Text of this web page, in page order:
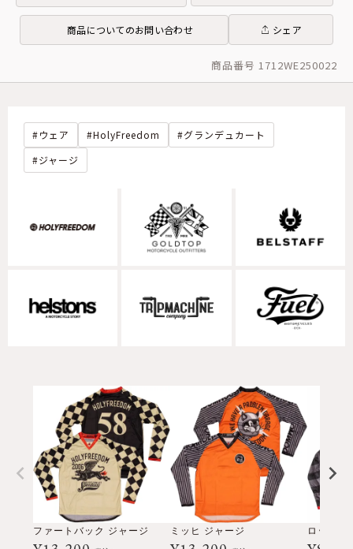
商品についてのお問い合わせ シェア
商品番号 1712WE250022
ウェア HolyFreedom
グランデュカート
ジャージ
ファートバック ジャージ ミッヒ ジャージ ロッソフ